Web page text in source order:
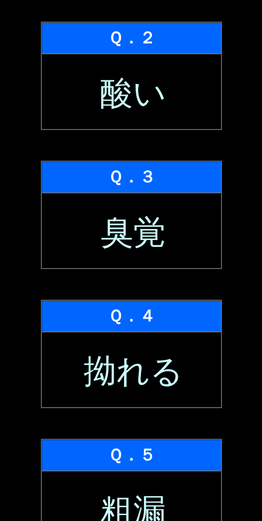
Ｑ．２
酸い
Ｑ．３
臭覚
Ｑ．４
拗れる
Ｑ．５
粗漏